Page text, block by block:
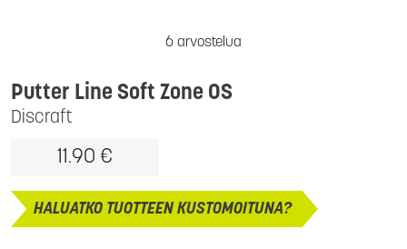
6 arvostelua
Discraft
Putter Line Soft Zone OS
11.90 €
HALUATKO TUOTTEEN KUSTOMOITUNA?